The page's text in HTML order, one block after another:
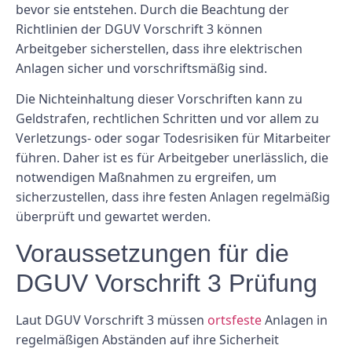
bevor sie entstehen. Durch die Beachtung der
Richtlinien der DGUV Vorschrift 3 können
Arbeitgeber sicherstellen, dass ihre elektrischen
Anlagen sicher und vorschriftsmäßig sind.
Die Nichteinhaltung dieser Vorschriften kann zu
Geldstrafen, rechtlichen Schritten und vor allem zu
Verletzungs- oder sogar Todesrisiken für Mitarbeiter
führen. Daher ist es für Arbeitgeber unerlässlich, die
notwendigen Maßnahmen zu ergreifen, um
sicherzustellen, dass ihre festen Anlagen regelmäßig
überprüft und gewartet werden.
Voraussetzungen für die
DGUV Vorschrift 3 Prüfung
Laut DGUV Vorschrift 3 müssen ortsfesteAnlagen in
regelmäßigen Abständen auf ihre Sicherheit